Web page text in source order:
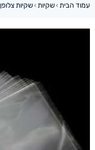
עמוד הבית ›שקיות ›שקיות צלופן